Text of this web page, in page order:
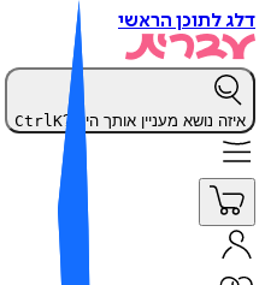
לתוכן הראשי
נושא מעניין אותך היום? Ctrl K